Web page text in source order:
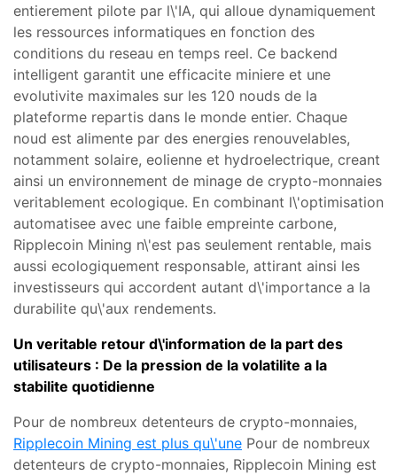
entierement pilote par l\'IA, qui alloue dynamiquement
les ressources informatiques en fonction des
conditions du reseau en temps reel. Ce backend
intelligent garantit une efficacite miniere et une
evolutivite maximales sur les 120 nouds de la
plateforme repartis dans le monde entier. Chaque
noud est alimente par des energies renouvelables,
notamment solaire, eolienne et hydroelectrique, creant
ainsi un environnement de minage de crypto-monnaies
veritablement ecologique. En combinant l\'optimisation
automatisee avec une faible empreinte carbone,
Ripplecoin Mining n\'est pas seulement rentable, mais
aussi ecologiquement responsable, attirant ainsi les
investisseurs qui accordent autant d\'importance a la
durabilite qu\'aux rendements.
Un veritable retour d\'information de la part des
utilisateurs : De la pression de la volatilite a la
stabilite quotidienne
Pour de nombreux detenteurs de crypto-monnaies,
Ripplecoin Mining est plus qu\'une Pour de nombreux
detenteurs de crypto-monnaies, Ripplecoin Mining est